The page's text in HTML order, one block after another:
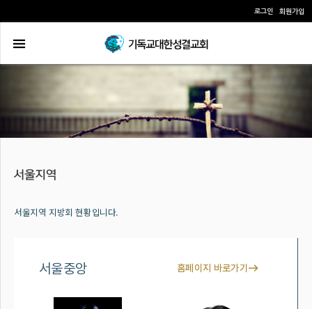
로그인 회원가입
서울지역 지방회 현황입니다.
서울중앙 홈페이지 바로가기